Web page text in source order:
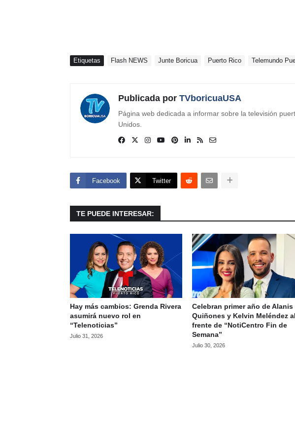
Etiquetas Flash NEWS Junte Boricua Puerto Rico Telemundo
Publicada por TVboricuaUSA
Página web dedicada a informar sobre la televisión
Unidos.
Facebook Twitter
TE PUEDE INTERESAR:
Hay más cambios: Grenda Rivera
asumirá nuevo rol en
“Telenoticias”
Julio 31, 2026
Celebran primer año de Alanis
Quiñones y Kelvin Meléndez al
frente de “NotiCentro Fin de
Semana”
Julio 30, 2026